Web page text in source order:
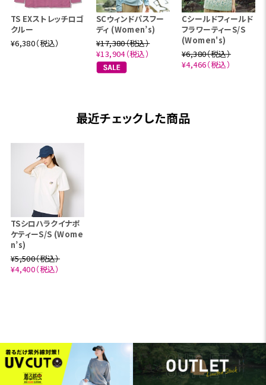
TS EXストレッチロゴ
クルー
¥6,380（税込）
SCウィンドパスフー
ディ (Women’s)
¥17,380（税込）
¥13,904（税込）
Cシールドフィールド
フラワーティーS/S
(Women's)
¥6,380（税込）
¥4,466（税込）
最近チェックした商品
TSシロハラクイナポ
ケティーS/S (Wome
n’s)
¥5,500（税込）
¥4,400（税込）